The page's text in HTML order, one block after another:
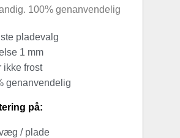
100% genanvendelig
pladevalg
1 mm
ikke frost
genanvendelig
på:
/ plade